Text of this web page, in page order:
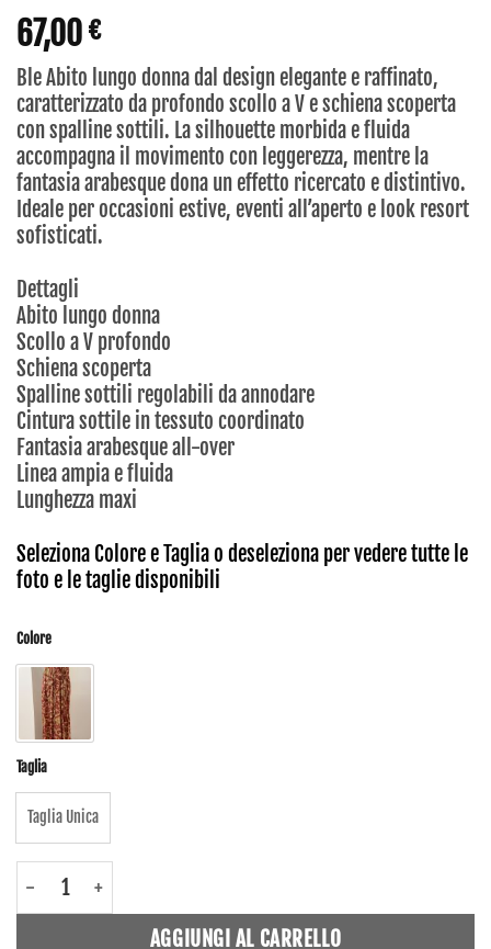
67,00 €
Ble Abito lungo donna dal design elegante e raffinato,
caratterizzato da profondo scollo a V e schiena scoperta
con spalline sottili. La silhouette morbida e fluida
accompagna il movimento con leggerezza, mentre la
fantasia arabesque dona un effetto ricercato e distintivo.
Ideale per occasioni estive, eventi all’aperto e look resort
sofisticati.
Dettagli
Abito lungo donna
Scollo a V profondo
Schiena scoperta
Spalline sottili regolabili da annodare
Cintura sottile in tessuto coordinato
Fantasia arabesque all-over
Linea ampia e fluida
Lunghezza maxi
Seleziona Colore e Taglia o deseleziona per vedere tutte le
foto e le taglie disponibili
Colore
Taglia
Taglia Unica
AGGIUNGI AL CARRELLO